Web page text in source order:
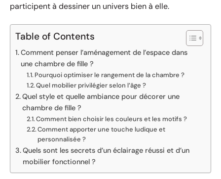
participent à dessiner un univers bien à elle.
Table of Contents
Comment penser l’aménagement de l’espace dans
une chambre de fille ?
Pourquoi optimiser le rangement de la chambre ?
Quel mobilier privilégier selon l’âge ?
Quel style et quelle ambiance pour décorer une
chambre de fille ?
Comment bien choisir les couleurs et les motifs ?
Comment apporter une touche ludique et
personnalisée ?
Quels sont les secrets d’un éclairage réussi et d’un
mobilier fonctionnel ?